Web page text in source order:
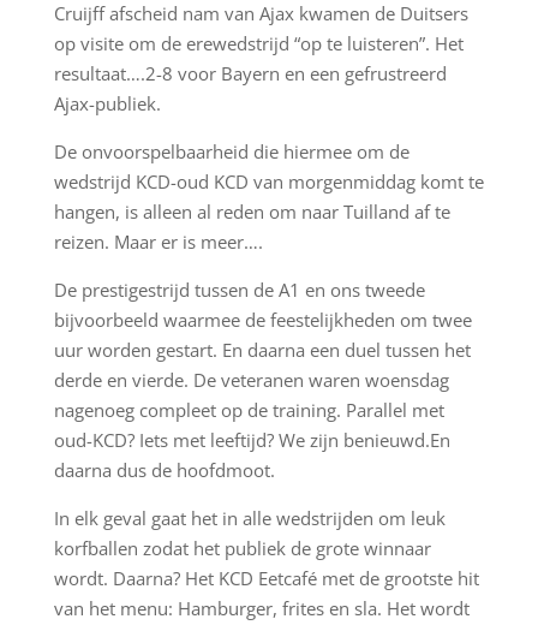
Cruijff afscheid nam van Ajax kwamen de Duitsers
op visite om de erewedstrijd “op te luisteren”. Het
resultaat….2-8 voor Bayern en een gefrustreerd
Ajax-publiek.
De onvoorspelbaarheid die hiermee om de
wedstrijd KCD-oud KCD van morgenmiddag komt te
hangen, is alleen al reden om naar Tuilland af te
reizen. Maar er is meer….
De prestigestrijd tussen de A1 en ons tweede
bijvoorbeeld waarmee de feestelijkheden om twee
uur worden gestart. En daarna een duel tussen het
derde en vierde. De veteranen waren woensdag
nagenoeg compleet op de training. Parallel met
oud-KCD? Iets met leeftijd? We zijn benieuwd.En
daarna dus de hoofdmoot.
In elk geval gaat het in alle wedstrijden om leuk
korfballen zodat het publiek de grote winnaar
wordt. Daarna? Het KCD Eetcafé met de grootste hit
van het menu: Hamburger, frites en sla. Het wordt